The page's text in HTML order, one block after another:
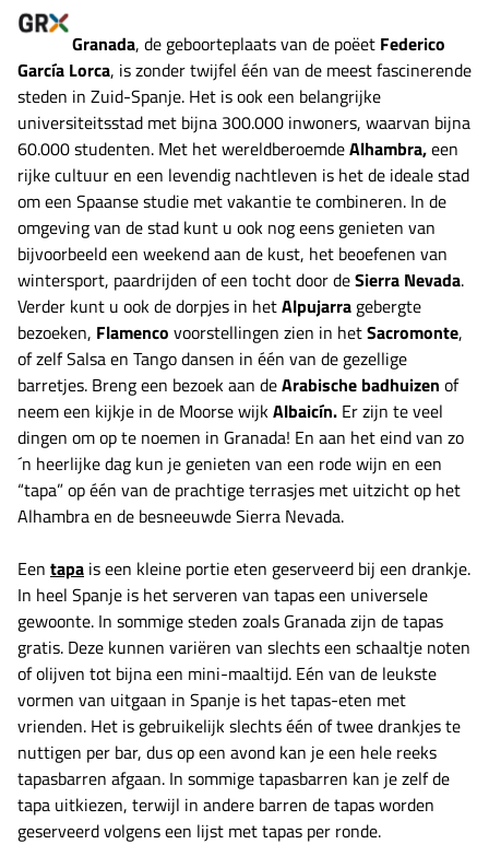
Granada, de geboorteplaats van de poëet Federico
García Lorca, is zonder twijfel één van de meest fascinerende
steden in Zuid-Spanje. Het is ook een belangrijke
universiteitsstad met bijna 300.000 inwoners, waarvan bijna
60.000 studenten. Met het wereldberoemdeAlhambra,een
rijke cultuur en een levendig nachtleven is het de ideale stad
om een Spaanse studie met vakantie te combineren. In de
omgeving van de stad kunt u ook nog eens genieten van
bijvoorbeeld een weekend aan de kust, het beoefenen van
wintersport, paardrijden of een tocht door deSierra Nevada.
Verder kunt u ook de dorpjes in hetAlpujarra gebergte
bezoeken, Flamenco voorstellingen zien in hetSacromonte,
of zelf Salsa en Tango dansen in één van de gezellige
barretjes. Breng een bezoek aan deArabische badhuizen of
neem een kijkje in de Moorse wijkAlbaicín. Er zijn te veel
dingen om op te noemen in Granada! En aan het eind van zo
´n heerlijke dag kun je genieten van een rode wijn en een
“tapa” op één van de prachtige terrasjes met uitzicht op het
Alhambra en de besneeuwde Sierra Nevada.
Een tapa is een kleine portie eten geserveerd bij een drankje.
In heel Spanje is het serveren van tapas een universele
gewoonte. In sommige steden zoals Granada zijn de tapas
gratis. Deze kunnen variëren van slechts een schaaltje noten
of olijven tot bijna een mini-maaltijd. Eén van de leukste
vormen van uitgaan in Spanje is het tapas-eten met
vrienden. Het is gebruikelijk slechts één of twee drankjes te
nuttigen per bar, dus op een avond kan je een hele reeks
tapasbarren afgaan. In sommige tapasbarren kan je zelf de
tapa uitkiezen, terwijl in andere barren de tapas worden
geserveerd volgens een lijst met tapas per ronde.